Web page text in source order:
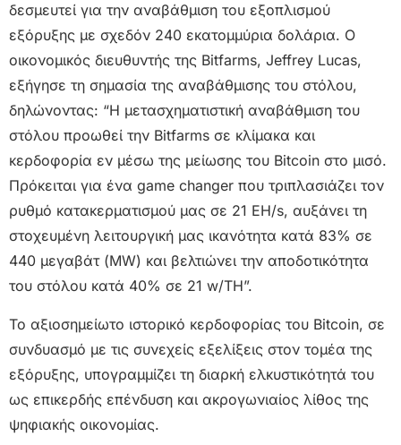
δεσμευτεί για την αναβάθμιση του εξοπλισμού
εξόρυξης με σχεδόν 240 εκατομμύρια δολάρια. Ο
οικονομικός διευθυντής της Bitfarms, Jeffrey Lucas,
εξήγησε τη σημασία της αναβάθμισης του στόλου,
δηλώνοντας: “Η μετασχηματιστική αναβάθμιση του
στόλου προωθεί την Bitfarms σε κλίμακα και
κερδοφορία εν μέσω της μείωσης του Bitcoin στο μισό.
Πρόκειται για ένα game changer που τριπλασιάζει τον
ρυθμό κατακερματισμού μας σε 21 EH/s, αυξάνει τη
στοχευμένη λειτουργική μας ικανότητα κατά 83% σε
440 μεγαβάτ (MW) και βελτιώνει την αποδοτικότητα
του στόλου κατά 40% σε 21 w/TH”.
Το αξιοσημείωτο ιστορικό κερδοφορίας του Bitcoin, σε
συνδυασμό με τις συνεχείς εξελίξεις στον τομέα της
εξόρυξης, υπογραμμίζει τη διαρκή ελκυστικότητά του
ως επικερδής επένδυση και ακρογωνιαίος λίθος της
ψηφιακής οικονομίας.